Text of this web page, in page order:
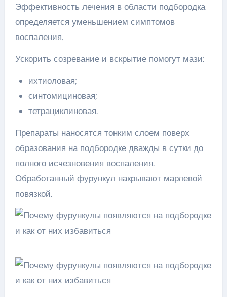
Эффективность лечения в области подбородка
определяется уменьшением симптомов
воспаления.
Ускорить созревание и вскрытие помогут мази:
ихтиоловая;
синтомициновая;
тетрациклиновая.
Препараты наносятся тонким слоем поверх
образования на подбородке дважды в сутки до
полного исчезновения воспаления.
Обработанный фурункул накрывают марлевой
повязкой.